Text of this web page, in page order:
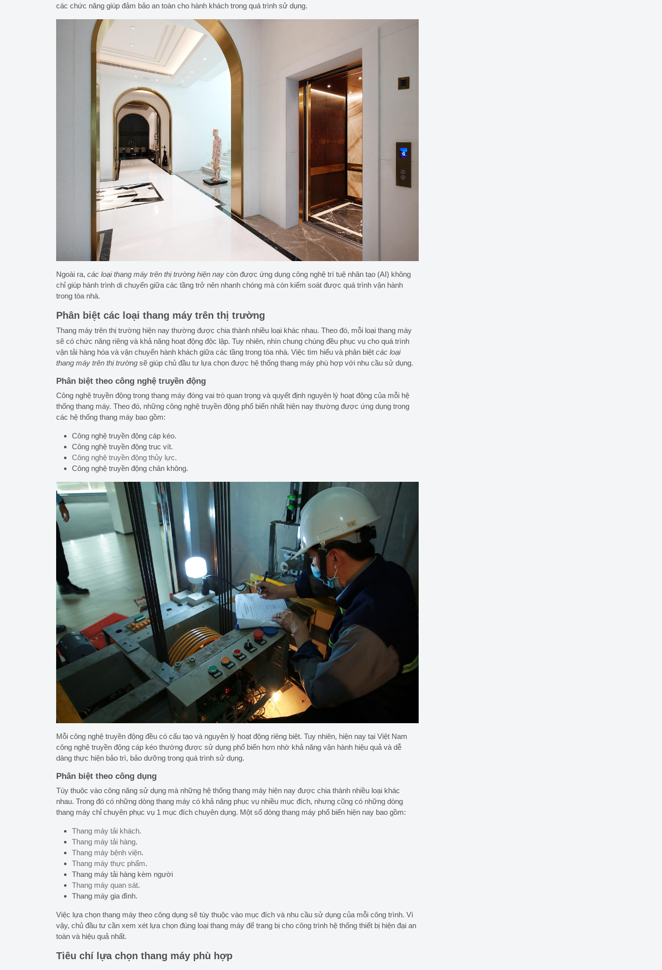
các chức năng giúp đảm bảo an toàn cho hành khách trong quá trình sử dụng.
Ngoài ra, các loại thang máy trên thị trường hiện nay còn được ứng dụng công nghệ trí tuệ nhân tạo (AI) không
chỉ giúp hành trình di chuyển giữa các tầng trở nên nhanh chóng mà còn kiểm soát được quá trình vận hành
trong tòa nhà.
Phân biệt các loại thang máy trên thị trường
Thang máy trên thị trường hiện nay thường được chia thành nhiều loại khác nhau. Theo đó, mỗi loại thang máy
sẽ có chức năng riêng và khả năng hoạt động độc lập. Tuy nhiên, nhìn chung chúng đều phục vụ cho quá trình
vận tải hàng hóa và vận chuyển hành khách giữa các tầng trong tòa nhà. Việc tìm hiểu và phân biệt các loại
thang máy trên thị trường sẽ giúp chủ đầu tư lựa chọn được hệ thống thang máy phù hợp với nhu cầu sử dụng.
Phân biệt theo công nghệ truyền động
Công nghệ truyền động trong thang máy đóng vai trò quan trọng và quyết định nguyên lý hoạt động của mỗi hệ
thống thang máy. Theo đó, những công nghệ truyền động phổ biến nhất hiện nay thường được ứng dụng trong
các hệ thống thang máy bao gồm:
Công nghệ truyền động cáp kéo.
Công nghệ truyền động trục vít.
Công nghệ truyền động thủy lực.
Công nghệ truyền động chân không.
Mỗi công nghệ truyền động đều có cấu tạo và nguyên lý hoạt động riêng biệt. Tuy nhiên, hiện nay tại Việt Nam
công nghệ truyền động cáp kéo thường được sử dụng phổ biến hơn nhờ khả năng vận hành hiệu quả và dễ
dàng thực hiện bảo trì, bảo dưỡng trong quá trình sử dụng.
Phân biệt theo công dụng
Tùy thuộc vào công năng sử dụng mà những hệ thống thang máy hiện nay được chia thành nhiều loại khác
nhau. Trong đó có những dòng thang máy có khả năng phục vụ nhiều mục đích, nhưng cũng có những dòng
thang máy chỉ chuyên phục vụ 1 mục đích chuyên dụng. Một số dòng thang máy phổ biến hiện nay bao gồm:
Thang máy tải khách.
Thang máy tải hàng.
Thang máy bệnh viện.
Thang máy thực phẩm.
Thang máy tải hàng kèm người
Thang máy quan sát.
Thang máy gia đình.
Việc lựa chọn thang máy theo công dụng sẽ tùy thuộc vào mục đích và nhu cầu sử dụng của mỗi công trình. Vì
vậy, chủ đầu tư cần xem xét lựa chọn đúng loại thang máy để trang bị cho công trình hệ thống thiết bị hiện đại an
toàn và hiệu quả nhất.
Tiêu chí lựa chọn thang máy phù hợp